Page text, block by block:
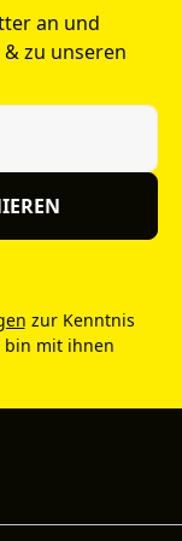
an und
zu unseren
zur Kenntnis
bin mit ihnen